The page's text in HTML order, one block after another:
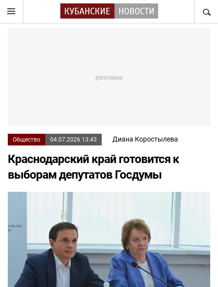
Общество 04.07.2026 13:43 Диана Коростылева
Краснодарский край готовится к
выборам депутатов Госдумы